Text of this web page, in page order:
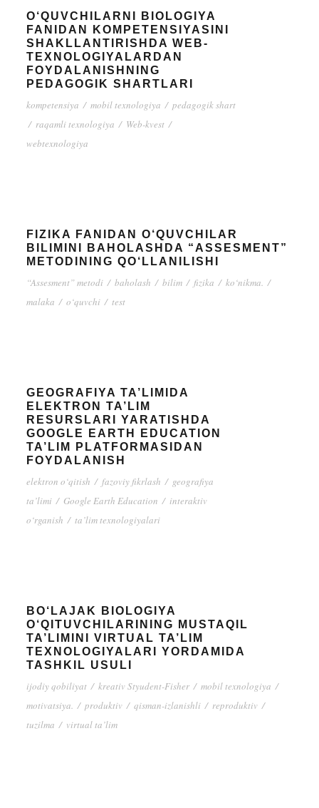
O‘QUVCHILARNI BIOLOGIYA
FANIDAN KOMPETENSIYASINI
SHAKLLANTIRISHDA WEB-
TEXNOLOGIYALARDAN
FOYDALANISHNING
PEDAGOGIK SHARTLARI
kompetensiya / mobil texnologiya / pedagogik shart
/ raqamli texnologiya / Web-kvest /
webtexnologiya
FIZIKA FANIDAN O‘QUVCHILAR
BILIMINI BAHOLASHDA “ASSESMENT”
METODINING QO‘LLANILISHI
“Assesment” metodi / baholash / bilim / fizika / ko‘nikma. /
malaka / o‘quvchi / test
GEOGRAFIYA TA’LIMIDA
ELEKTRON TA’LIM
RESURSLARI YARATISHDA
GOOGLE EARTH EDUCATION
TA’LIM PLATFORMASIDAN
FOYDALANISH
elektron o‘qitish / fazoviy fikrlash / geografiya
ta’limi / Google Earth Education / interaktiv
o‘rganish / ta’lim texnologiyalari
BO‘LAJAK BIOLOGIYA
O‘QITUVCHILARINING MUSTAQIL
TA’LIMINI VIRTUAL TA’LIM
TEXNOLOGIYALARI YORDAMIDA
TASHKIL USULI
ijodiy qobiliyat / kreativ Styudent-Fisher / mobil texnologiya /
motivatsiya. / produktiv / qisman-izlanishli / reproduktiv /
tuzilma / virtual ta’lim